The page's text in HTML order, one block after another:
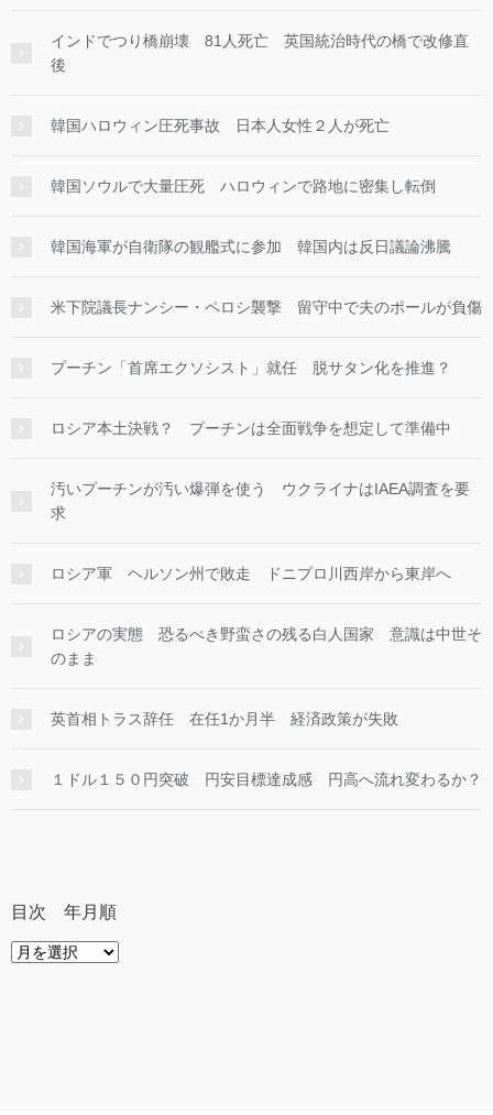
インドでつり橋崩壊 81人死亡 英国統治時代の橋で改修直
後
韓国ハロウィン圧死事故 日本人女性２人が死亡
韓国ソウルで大量圧死 ハロウィンで路地に密集し転倒
韓国海軍が自衛隊の観艦式に参加 韓国内は反日議論沸騰
米下院議長ナンシー・ペロシ襲撃 留守中で夫のポールが負傷
プーチン「首席エクソシスト」就任 脱サタン化を推進？
ロシア本土決戦？ プーチンは全面戦争を想定して準備中
汚いプーチンが汚い爆弾を使う ウクライナはIAEA調査を要
求
ロシア軍 ヘルソン州で敗走 ドニプロ川西岸から東岸へ
ロシアの実態 恐るべき野蛮さの残る白人国家 意識は中世そ
のまま
英首相トラス辞任 在任1か月半 経済政策が失敗
１ドル１５０円突破 円安目標達成感 円高へ流れ変わるか？
目次 年月順
目